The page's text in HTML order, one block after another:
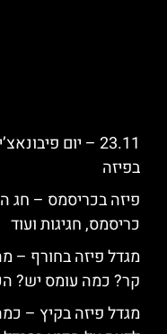
בפיזה
פיזה בכריסמס – חג
כריסמס, חגיגות ועוד
מגדל פיזה בחורף –
קר? כמה עומס יש?
מגדל פיזה בקיץ –